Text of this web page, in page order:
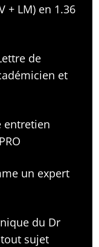
+ LM) en 1.36
de
et
entretien
un expert
du Dr
sujet